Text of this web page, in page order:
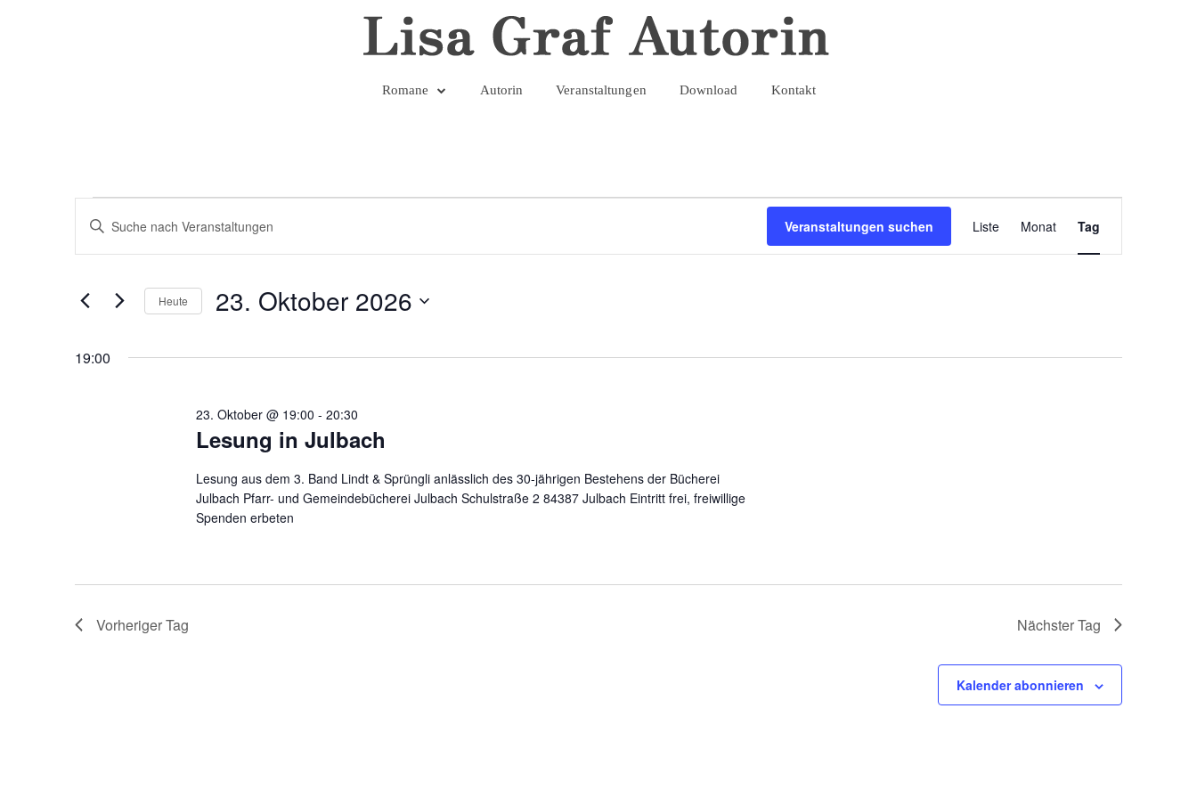
Romane Autorin Veranstaltungen Download Kontakt
Veranstaltungen
für
23.
2026
Ansichten,
Bitte
Schlüsselwort
eingeben.
nach
Veranstaltungen
Veranstaltungen suchen
Ansichten-
Navigation
Liste Monat Tag
Heute 23. Oktober 2026
19:00
Lesung in Julbach
23. Oktober @ 19:00 - 20:30
Lesung aus dem 3. Band Lindt & Sprüngli anlässlich des 30-jährigen Bestehens der Bücherei
Julbach Pfarr- und Gemeindebücherei Julbach Schulstraße 2 84387 Julbach Eintritt frei, freiwillige
Spenden erbeten
Vorheriger Tag Nächster Tag
Kalender abonnieren